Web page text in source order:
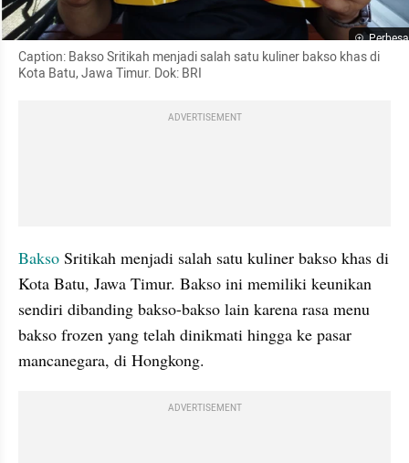
Caption: Bakso Sritikah menjadi salah satu kuliner bakso khas di
Kota Batu, Jawa Timur. Dok: BRI
ADVERTISEMENT
Bakso Sritikah menjadi salah satu kuliner bakso khas di
Kota Batu, Jawa Timur. Bakso ini memiliki keunikan
sendiri dibanding bakso-bakso lain karena rasa menu
bakso frozen yang telah dinikmati hingga ke pasar
mancanegara, di Hongkong.
ADVERTISEMENT